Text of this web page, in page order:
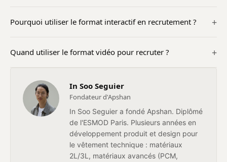
Pourquoi utiliser le format interactif en recrutement ?
Quand utiliser le format vidéo pour recruter ?
In Soo Seguier
Fondateur d'Apshan
In Soo Seguier a fondé Apshan. Diplômé
de l'ESMOD Paris. Plusieurs années en
développement produit et design pour
le vêtement technique : matériaux
2L/3L, matériaux avancés (PCM,